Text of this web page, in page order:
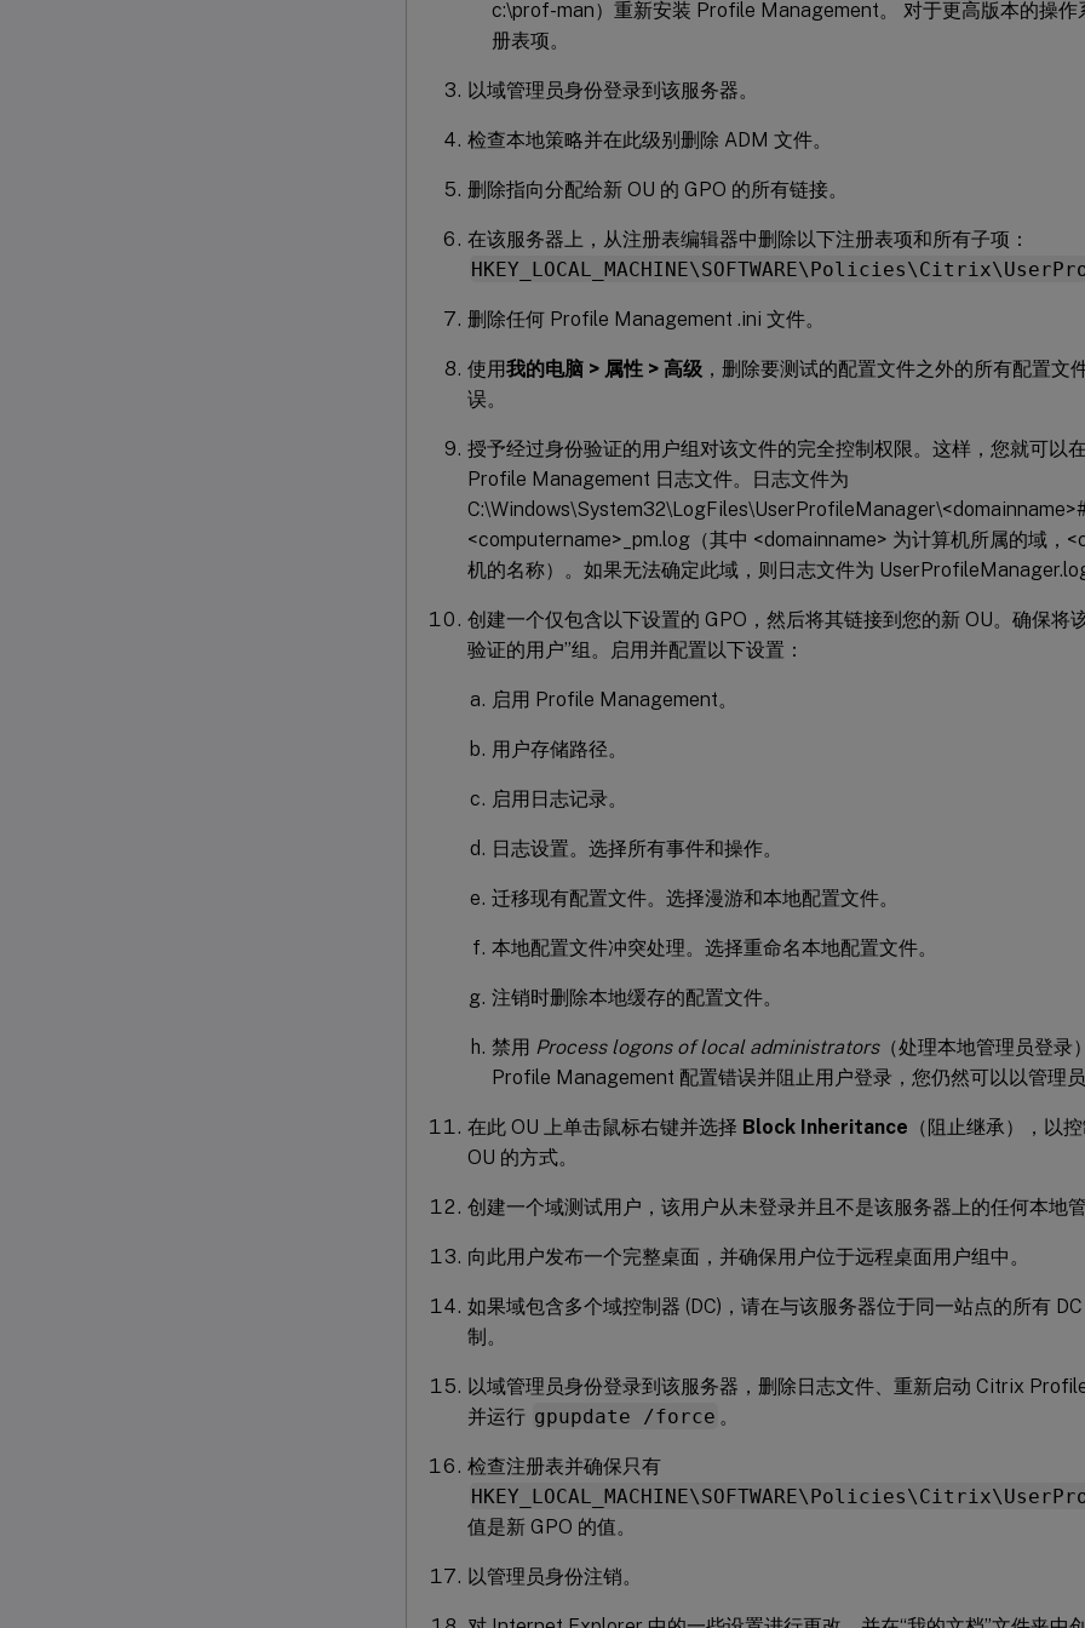
c:\prof-man）重新安装 Profile Management。 对于更高版本的操作
册表项。
以域管理员身份登录到该服务器。
检查本地策略并在此级别删除 ADM 文件。
删除指向分配给新 OU 的 GPO 的所有链接。
在该服务器上，从注册表编辑器中删除以下注册表项和所有子项：
删除任何 Profile Management .ini 文件。
使用我的电脑 > 属性 > 高级 ，删除要测试的配置文件之外的所有配置文
误。
授予经过身份验证的用户组对该文件的完全控制权限。这样，您就可以
Profile Management 日志文件。日志文件为
<computername>_pm.log（其中 <domainname> 为计算机所属的域，
机的名称）。如果无法确定此域，则日志文件为
创建一个仅包含以下设置的 GPO，然后将其链接到您的新 OU。确保将
验证的用户”组。启用并配置以下设置：
启用 Profile Management。
用户存储路径。
启用日志记录。
日志设置。选择所有事件和操作。
迁移现有配置文件。选择漫游和本地配置文件。
本地配置文件冲突处理。选择重命名本地配置文件。
注销时删除本地缓存的配置文件。
禁用 Process logons of local administrators（处理本地管理员登录
Profile Management 配置错误并阻止用户登录，您仍然可以以管理
在此 OU 上单击鼠标右键并选择 Block Inheritance （阻止继承），以
OU 的方式。
创建一个域测试用户，该用户从未登录并且不是该服务器上的任何本地
向此用户发布一个完整桌面，并确保用户位于远程桌面用户组中。
如果域包含多个域控制器 (DC)，请在与该服务器位于同一站点的所有
制。
以域管理员身份登录到该服务器，删除日志文件、重新启动 Citrix
并运行 gpupdate /force 。
检查注册表并确保只有
值是新 GPO 的值。
以管理员身份注销。